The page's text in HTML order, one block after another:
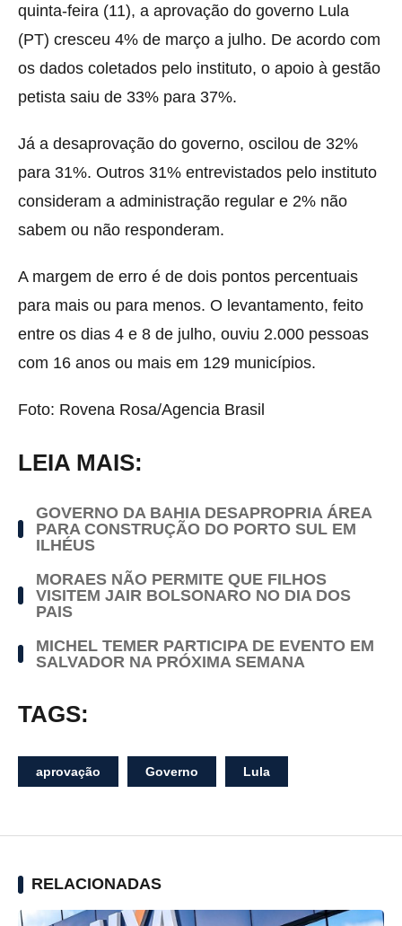
quinta-feira (11), a aprovação do governo Lula
(PT) cresceu 4% de março a julho. De acordo com
os dados coletados pelo instituto, o apoio à gestão
petista saiu de 33% para 37%.
Já a desaprovação do governo, oscilou de 32%
para 31%. Outros 31% entrevistados pelo instituto
consideram a administração regular e 2% não
sabem ou não responderam.
A margem de erro é de dois pontos percentuais
para mais ou para menos. O levantamento, feito
entre os dias 4 e 8 de julho, ouviu 2.000 pessoas
com 16 anos ou mais em 129 municípios.
Foto: Rovena Rosa/Agencia Brasil
LEIA MAIS:
GOVERNO DA BAHIA DESAPROPRIA ÁREA
PARA CONSTRUÇÃO DO PORTO SUL EM
ILHÉUS
MORAES NÃO PERMITE QUE FILHOS
VISITEM JAIR BOLSONARO NO DIA DOS
PAIS
MICHEL TEMER PARTICIPA DE EVENTO EM
SALVADOR NA PRÓXIMA SEMANA
TAGS:
aprovação Governo Lula
RELACIONADAS